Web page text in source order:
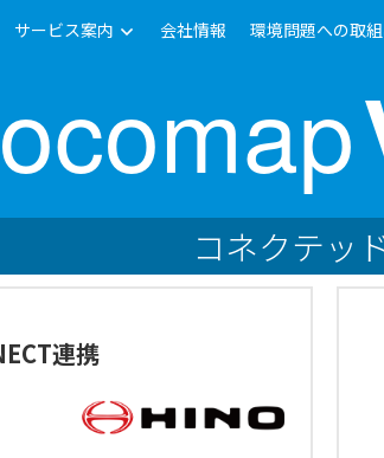
サービス案内 会社情報 環境問題への取
コネクテッ
連携